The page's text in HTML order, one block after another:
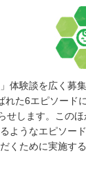
体験談を広く募
た6エピソード
します。この
うなエピソー
くために実施す